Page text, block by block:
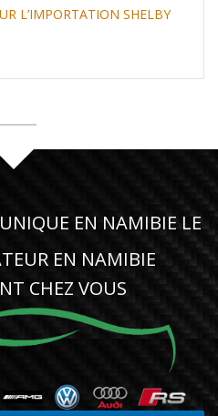
L’IMPORTATION SHELBY
EN NAMIBIE LE
EN NAMIBIE
CHEZ VOUS